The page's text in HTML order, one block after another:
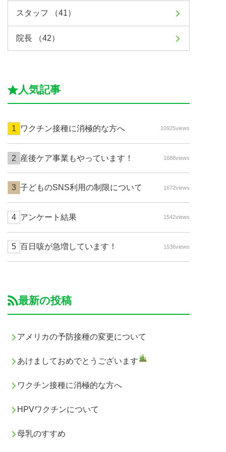
スタッフ （41）
院長 （42）
人気記事
ワクチン接種に消極的な方へ 10925views
産後ケア事業もやっています！ 1688views
子どものSNS利用の制限について 1672views
アンケート結果 1542views
百日咳が急増しています！ 1536views
最新の投稿
アメリカの予防接種の変更について
あけましておめでとうございます
ワクチン接種に消極的な方へ
HPVワクチンについて
母乳のすすめ